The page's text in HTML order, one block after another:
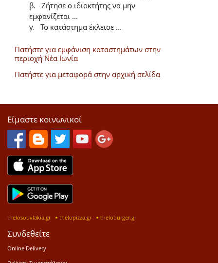
β.
Ζήτησε ο ιδιοκτήτης να μην
εμφανίζεται ...
γ.
Το κατάστημα έκλεισε ...
Πατήστε για εμφάνιση καταστημάτων στην
περιοχή Νέα Ιωνία
Πατήστε για μεταφορά στην αρχική σελίδα
Είμαστε κοινωνικοί
thelosouvlakia.gr thelopizza.gr theloburger.gr
Συνδεθείτε
Online Delivery